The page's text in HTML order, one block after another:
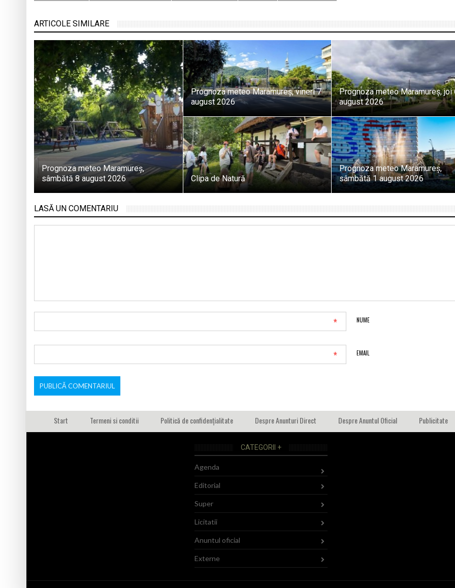
ARTICOLE SIMILARE
Prognoza meteo Maramureș,
sâmbătă 8 august 2026
Prognoza meteo Maramureș, vineri 7
august 2026
Prognoza meteo Maramureș, joi
august 2026
Clipa de Natură
Prognoza meteo Maramureș,
sâmbătă 1 august 2026
LASĂ UN COMENTARIU
NUME
*
EMAIL
*
Start Termeni si conditii Politică de confidențialitate Despre Anunturi Direct Despre Anuntul Oficial Publicitate
CATEGORII +
Agenda
Editorial
Super
Licitatii
Anuntul oficial
Externe